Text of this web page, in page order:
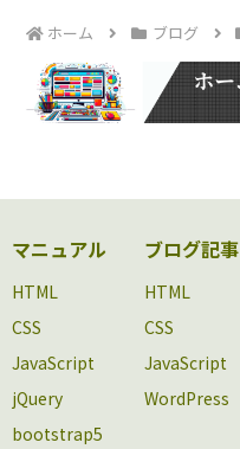
ホーム ブログ
マニュアル
HTML
CSS
JavaScript
jQuery
bootstrap5
ブログ記事
HTML
CSS
JavaScript
WordPress